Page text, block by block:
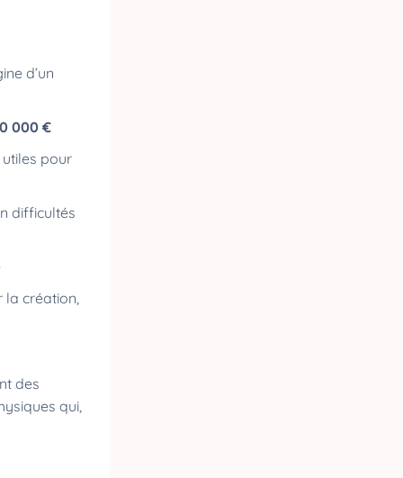
d’un
000 €
utiles pour
difficultés
la création,
des
qui,